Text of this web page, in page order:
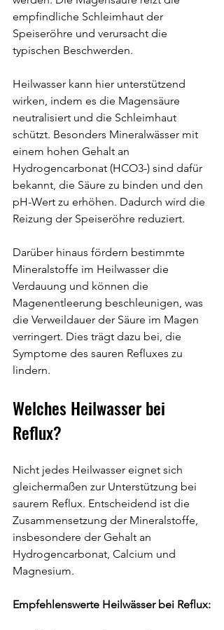
empfindliche Schleimhaut der
Speiseröhre und verursacht die
typischen Beschwerden.
Heilwasser kann hier unterstützend
wirken, indem es die Magensäure
neutralisiert und die Schleimhaut
schützt. Besonders Mineralwässer mit
einem hohen Gehalt an
Hydrogencarbonat (HCO3-) sind dafür
bekannt, die Säure zu binden und den
pH-Wert zu erhöhen. Dadurch wird die
Reizung der Speiseröhre reduziert.
Darüber hinaus fördern bestimmte
Mineralstoffe im Heilwasser die
Verdauung und können die
Magenentleerung beschleunigen, was
die Verweildauer der Säure im Magen
verringert. Dies trägt dazu bei, die
Symptome des sauren Refluxes zu
lindern.
Welches Heilwasser bei
Reflux?
Nicht jedes Heilwasser eignet sich
gleichermaßen zur Unterstützung bei
saurem Reflux. Entscheidend ist die
Zusammensetzung der Mineralstoffe,
insbesondere der Gehalt an
Hydrogencarbonat, Calcium und
Magnesium.
Empfehlenswerte Heilwässer bei Reflux: